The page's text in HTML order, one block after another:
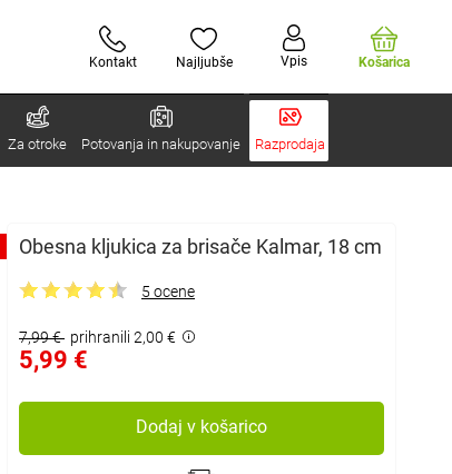
Kontakt Najljubše Vpis Košarica
Za otroke Potovanja in nakupovanje Razprodaja
Obesna kljukica za brisače Kalmar, 18 cm
5 ocene
7,99 € prihranili 2,00 €
5,99 €
Dodaj v košarico